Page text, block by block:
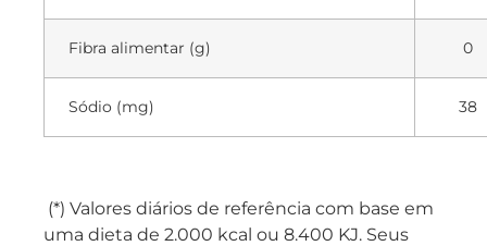
Fibra alimentar (g) 0
Sódio (mg) 38
(*) Valores diários de referência com base em
uma dieta de 2.000 kcal ou 8.400 KJ. Seus